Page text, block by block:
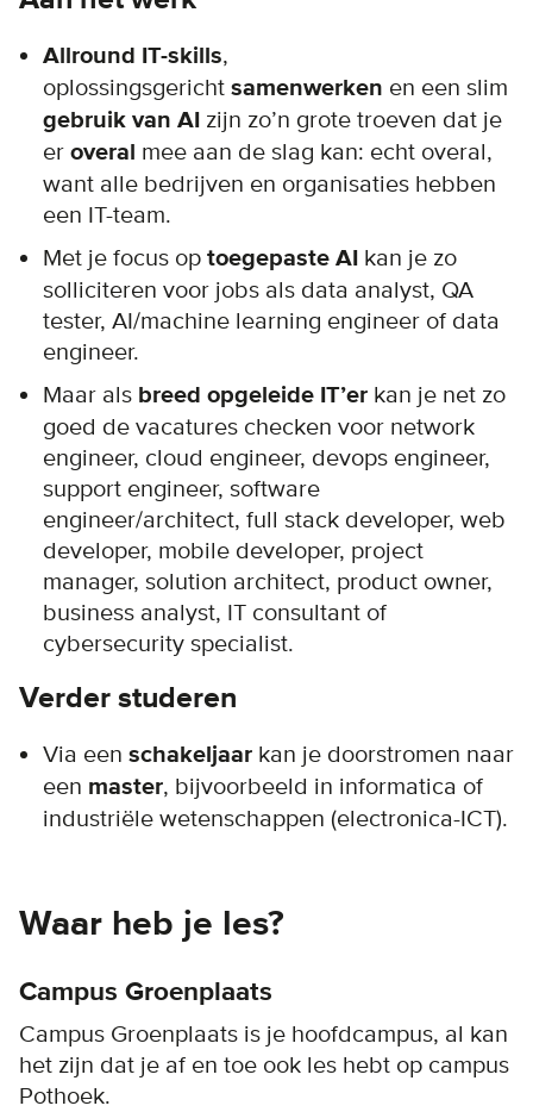
Allround IT-skills,
oplossingsgericht samenwerken en een slim
gebruik van AI zijn zo’n grote troeven dat je
er overal mee aan de slag kan: echt overal,
want alle bedrijven en organisaties hebben
een IT-team.
Met je focus op toegepaste AI kan je zo
solliciteren voor jobs als data analyst, QA
tester, AI/machine learning engineer of data
engineer.
Maar als breed opgeleide IT’er kan je net zo
goed de vacatures checken voor network
engineer, cloud engineer, devops engineer,
support engineer, software
engineer/architect, full stack developer, web
developer, mobile developer, project
manager, solution architect, product owner,
business analyst, IT consultant of
cybersecurity specialist.
Verder studeren
Via een schakeljaar kan je doorstromen naar
een master, bijvoorbeeld in informatica of
industriële wetenschappen (electronica-ICT).
Waar heb je les?
Campus Groenplaats
Campus Groenplaats is je hoofdcampus, al kan
het zijn dat je af en toe ook les hebt op campus
Pothoek.